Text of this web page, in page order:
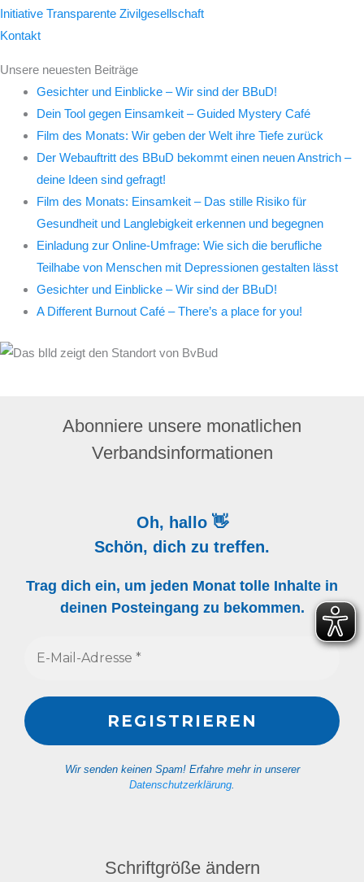
Initiative Transparente Zivilgesellschaft
Kontakt
Unsere neuesten Beiträge
Gesichter und Einblicke – Wir sind der BBuD!
Dein Tool gegen Einsamkeit – Guided Mystery Café
Film des Monats: Wir geben der Welt ihre Tiefe zurück
Der Webauftritt des BBuD bekommt einen neuen Anstrich –
deine Ideen sind gefragt!
Film des Monats: Einsamkeit – Das stille Risiko für
Gesundheit und Langlebigkeit erkennen und begegnen
Einladung zur Online-Umfrage: Wie sich die berufliche
Teilhabe von Menschen mit Depressionen gestalten lässt
Gesichter und Einblicke – Wir sind der BBuD!
A Different Burnout Café – There’s a place for you!
Abonniere unsere monatlichen
Verbandsinformationen
Oh, hallo 👋
Schön, dich zu treffen.
Trag dich ein, um jeden Monat tolle Inhalte in
deinen Posteingang zu bekommen.
Wir senden keinen Spam! Erfahre mehr in unserer
Datenschutzerklärung
Schriftgröße ändern